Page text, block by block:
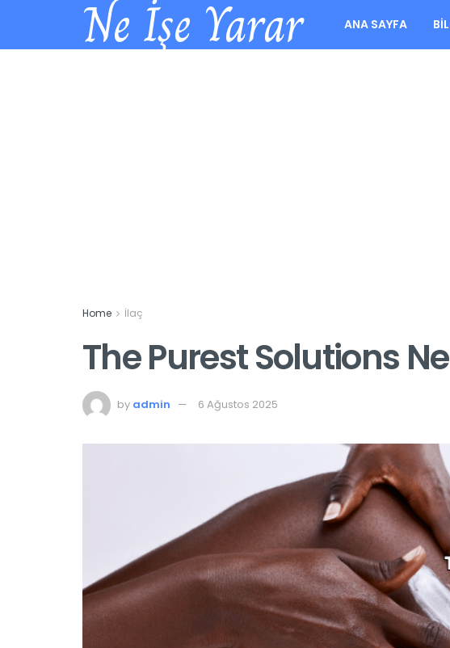
Ne İşe Yarar ANA SAYFA
Home İlaç
The Purest Solutions
by admin 6 Ağustos 2025